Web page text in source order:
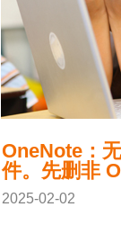
OneNote：
件。先删非
2025-02-02